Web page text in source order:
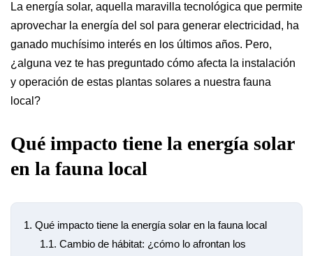
La energía solar, aquella maravilla tecnológica que permite
aprovechar la energía del sol para generar electricidad, ha
ganado muchísimo interés en los últimos años. Pero,
¿alguna vez te has preguntado cómo afecta la instalación
y operación de estas plantas solares a nuestra fauna
local?
Qué impacto tiene la energía solar
en la fauna local
1. Qué impacto tiene la energía solar en la fauna local
1.1. Cambio de hábitat: ¿cómo lo afrontan los